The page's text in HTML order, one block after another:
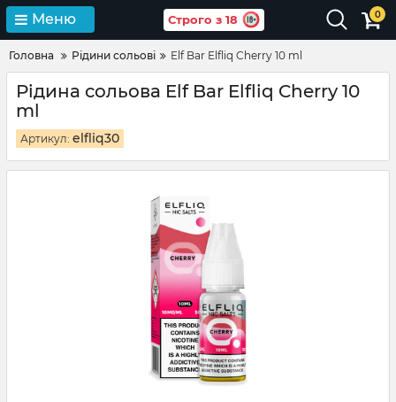
Меню Строго з 18 0
Головна Рідини сольові Elf Bar Elfliq Cherry 10 ml
Рідина сольова Elf Bar Elfliq Cherry 10
ml
Артикул: elfliq30